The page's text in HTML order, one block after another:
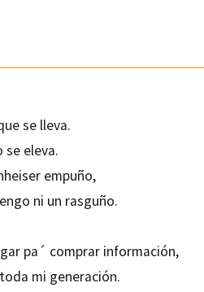
se lleva.
eleva.
empuño,
ni un rasguño.
pa´ comprar información,
mi generación.